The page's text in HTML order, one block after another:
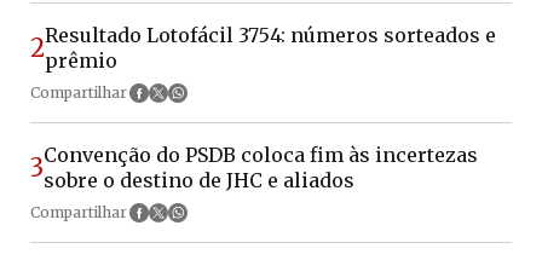
2Resultado Lotofácil 3754: números sorteados e
prêmio
Compartilhar
3Convenção do PSDB coloca fim às incertezas
sobre o destino de JHC e aliados
Compartilhar